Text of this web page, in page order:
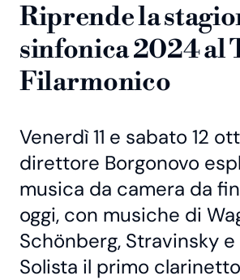
Riprende la
sinfonica 2024 al
Filarmonico
Venerdì 11 e sabato 12
direttore Borgonovo
musica da camera da
oggi, con musiche di
Schönberg, Stravinsky
Solista il primo